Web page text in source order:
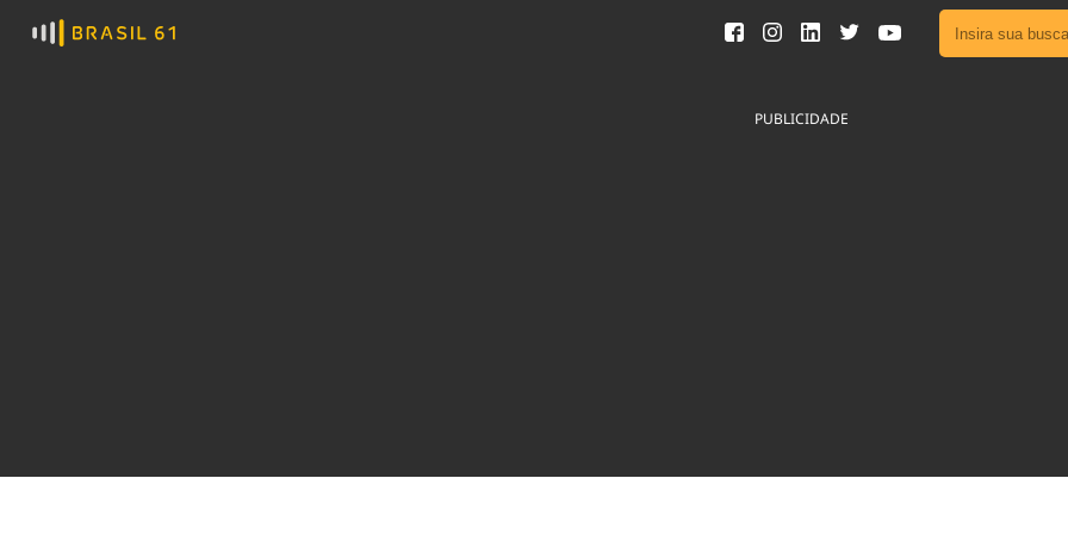
Ver
PUBLICIDADE